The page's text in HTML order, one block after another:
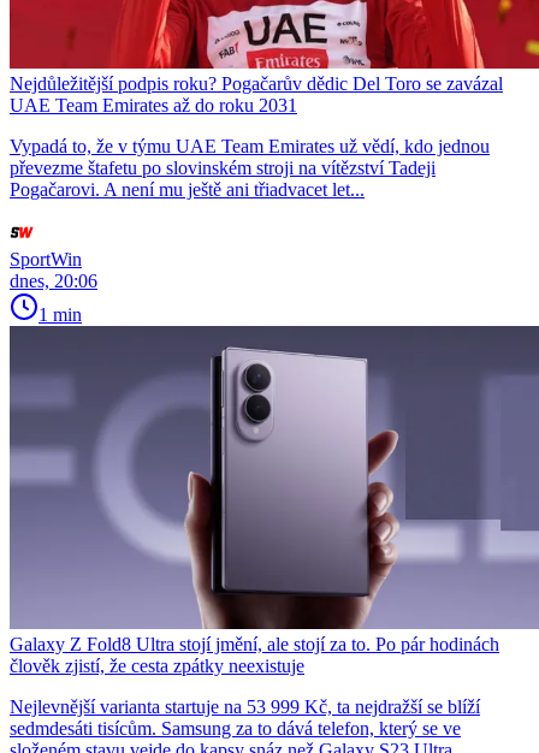
Nejdůležitější podpis roku? Pogačarův dědic Del Toro se zavázal
UAE Team Emirates až do roku 2031
Vypadá to, že v týmu UAE Team Emirates už vědí, kdo jednou
převezme štafetu po slovinském stroji na vítězství Tadeji
Pogačarovi. A není mu ještě ani třiadvacet let...
SportWin
dnes, 20:06
1 min
Galaxy Z Fold8 Ultra stojí jmění, ale stojí za to. Po pár hodinách
člověk zjistí, že cesta zpátky neexistuje
Nejlevnější varianta startuje na 53 999 Kč, ta nejdražší se blíží
sedmdesáti tisícům. Samsung za to dává telefon, který se ve